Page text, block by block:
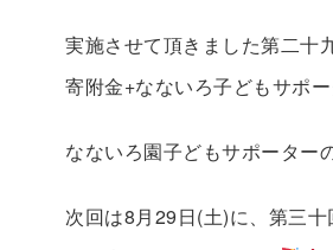
実施させて頂きました第二十
寄附金+なないろ子どもサポ
なないろ園子どもサポーター
次回は8月29日(土)に、第三